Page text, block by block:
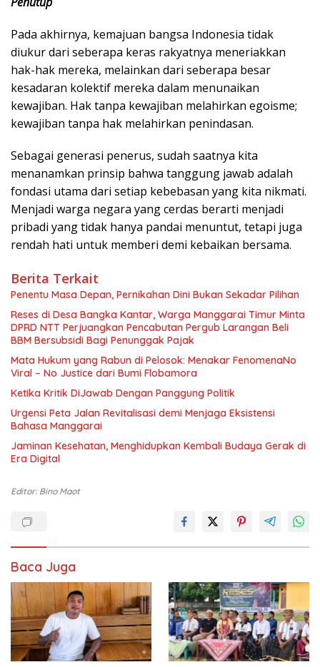
​Pada akhirnya, kemajuan bangsa Indonesia tidak
diukur dari seberapa keras rakyatnya meneriakkan
hak-hak mereka, melainkan dari seberapa besar
kesadaran kolektif mereka dalam menunaikan
kewajiban. Hak tanpa kewajiban melahirkan egoisme;
kewajiban tanpa hak melahirkan penindasan.
Sebagai generasi penerus, sudah saatnya kita
menanamkan prinsip bahwa tanggung jawab adalah
fondasi utama dari setiap kebebasan yang kita nikmati.
Menjadi warga negara yang cerdas berarti menjadi
pribadi yang tidak hanya pandai menuntut, tetapi juga
rendah hati untuk memberi demi kebaikan bersama.
Berita Terkait
Penentu Masa Depan, Pernikahan Dini Bukan Sekadar Pilihan
Reses di Desa Bangka Kantar, Warga Manggarai Timur Minta
DPRD NTT Perjuangkan Pencabutan Pergub Larangan Beli
BBM Bersubsidi Bagi Penunggak Pajak
Mata Hukum yang Rabun di Pelosok: Menakar FenomenaNo
Viral – No Justice dari Bumi Flobamora
Ketika Kritik DiJawab Dengan Panggung Politik
Urgensi Peta Jalan Revitalisasi demi Menjaga Eksistensi
Bahasa Manggarai
Jaminan Kesehatan, Menghidupkan Kembali Budaya Gerak di
Era Digital
Editor: Bino Maot
Baca Juga